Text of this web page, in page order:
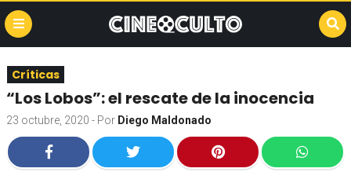
Críticas
“Los Lobos”: el rescate de la inocencia
23 octubre, 2020 - Por Diego Maldonado